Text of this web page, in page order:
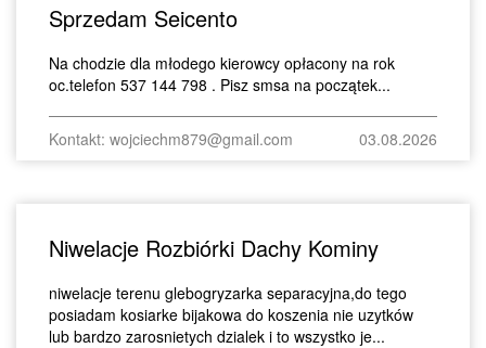
Sprzedam Seicento
Na chodzie dla młodego kierowcy opłacony na rok
oc.telefon 537 144 798 . Pisz smsa na początek...
Kontakt: wojciechm879@gmail.com 03.08.2026
Niwelacje Rozbiórki Dachy Kominy
niwelacje terenu glebogryzarka separacyjna,do tego
posiadam kosiarke bijakowa do koszenia nie uzytków
lub bardzo zarosnietych dzialek i to wszystko je...